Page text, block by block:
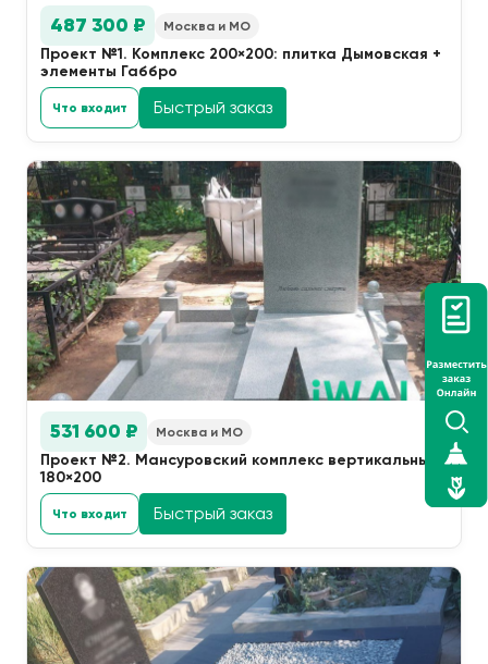
487 300 ₽ Москва и МО
Проект №1. Комплекс 200×200: плитка Дымовская +
элементы Габбро
Что входит Быстрый заказ
531 600 ₽ Москва и МО
Проект №2. Мансуровский комплекс вертикальный
180×200
Что входит Быстрый заказ